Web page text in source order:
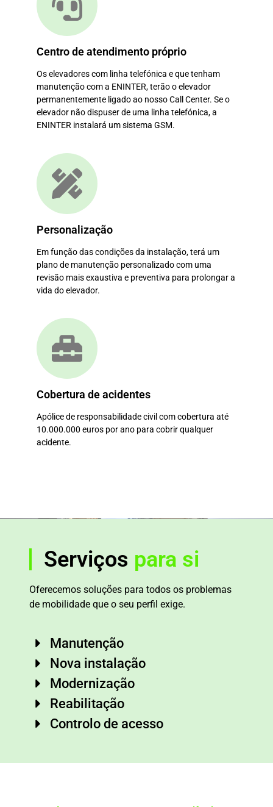
Centro de atendimento próprio
Os elevadores com linha telefónica e que tenham
manutenção com a ENINTER, terão o elevador
permanentemente ligado ao nosso Call Center. Se o
elevador não dispuser de uma linha telefónica, a
ENINTER instalará um sistema GSM.
Personalização
Em função das condições da instalação, terá um
plano de manutenção personalizado com uma
revisão mais exaustiva e preventiva para prolongar a
vida do elevador.
Cobertura de acidentes
Apólice de responsabilidade civil com cobertura até
10.000.000 euros por ano para cobrir qualquer
acidente.
Serviços para si
Oferecemos soluções para todos os problemas
de mobilidade que o seu perfil exige.
Manutenção
Nova instalação
Modernização
Reabilitação
Controlo de acesso